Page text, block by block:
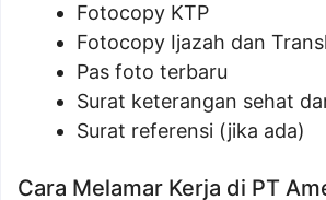
Fotocopy KTP
Fotocopy Ijazah dan
Pas foto terbaru
Surat keterangan sehat
Surat referensi (jika ada)
Cara Melamar Kerja di PT